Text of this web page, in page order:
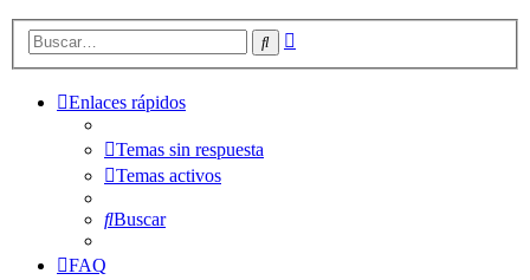
Buscar
Enlaces rápidos
Temas sin respuesta
Temas activos
Buscar
FAQ